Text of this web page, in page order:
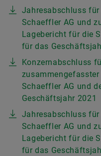
Jahresabschluss
Schaeffler AG und
Lagebericht für die
für das
Konzernabschluss
Schaeffler AG und
Geschäftsjahr 2021
Jahresabschluss
Schaeffler AG und
Lagebericht für die
für das